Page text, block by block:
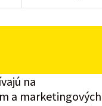
na
a marketingových